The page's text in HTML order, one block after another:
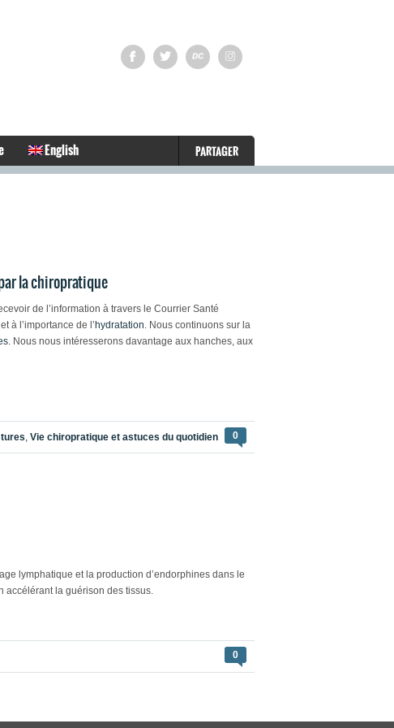
English PARTAGER
la chiropratique
de l’information à travers le Courrier Santé
et à l’importance de l’ hydratation. Nous continuons sur la
. Nous nous intéresserons davantage aux hanches, aux
, Vie chiropratique et astuces du quotidien 0
lymphatique et la production d’endorphines dans le
accélérant la guérison des tissus.
n’émet aucune chaleur et ne peut donc pas
permettent une régénérescence des cellules, une
denature musculo-squelettiquerépondent
0